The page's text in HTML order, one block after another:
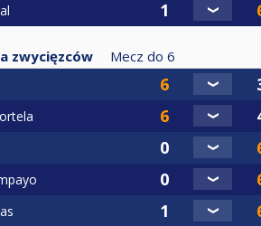
zwycięzców Mecz do 6